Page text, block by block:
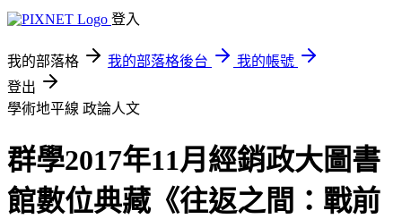
登入
我的部落格 我的部落格後台
我的帳號
登出
學術地平線 政論人文
群學2017年11月經銷政大圖書
館數位典藏《往返之間：戰前